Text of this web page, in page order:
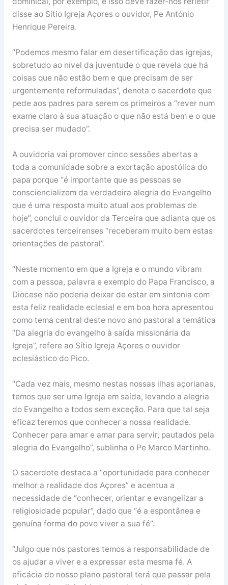
disse ao Sitio Igreja Açores o ouvidor, Pe António
Henrique Pereira.
“Podemos mesmo falar em desertificação das igrejas,
sobretudo ao nível da juventude o que revela que há
coisas que não estão bem e que precisam de ser
urgentemente reformuladas”, denota o sacerdote que
pede aos padres para serem os primeiros a “rever num
exame claro à sua atuação o que não está bem e o que
precisa ser mudado”.
A ouvidoria vai promover cinco sessões abertas a
toda a comunidade sobre a exortação apostólica do
papa porque “é importante que as pessoas se
consciencializem da verdadeira alegria do Evangelho
que é uma resposta muito atual aos problemas de
hoje”, conclui o ouvidor da Terceira que adianta que os
sacerdotes terceirenses “receberam muito bem estas
orientações de pastoral”.
“Neste momento em que a Igreja e o mundo vibram
com a pessoa, palavra e exemplo do Papa Francisco, a
Diocese não poderia deixar de estar em sintonia com
esta feliz realidade eclesial e em boa hora apresentou
como tema central deste novo ano pastoral a temática
“Da alegria do evangelho à saída missionária da
Igreja”, refere ao Sítio Igreja Açores o ouvidor
eclesiástico do Pico.
“Cada vez mais, mesmo nestas nossas ilhas açorianas,
temos que ser uma Igreja em saída, levando a alegria
do Evangelho a todos sem exceção. Para que tal seja
eficaz teremos que conhecer a nossa realidade.
Conhecer para amar e amar para servir, pautados pela
alegria do Evangelho”, sublinha o Pe Marco Martinho.
O sacerdote destaca a “oportunidade para conhecer
melhor a realidade dos Açores” e acentua a
necessidade de “conhecer, orientar e evangelizar a
religiosidade popular”, dado que “é a espontânea e
genuína forma do povo viver a sua fé”.
“Julgo que nós pastores temos a responsabilidade de
os ajudar a viver e a expressar esta mesma fé. A
eficácia do nosso plano pastoral terá que passar pela